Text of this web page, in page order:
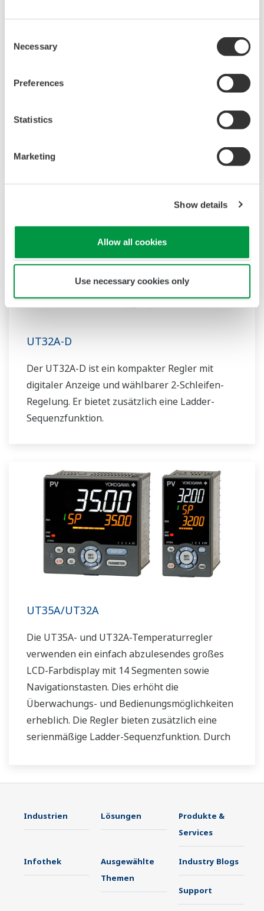
Selection
Necessary
Preferences
Statistics
Marketing
Show details
Allow all cookies
Use necessary cookies only
Mid-Level UT55A/UT52A
Die UT55A- und UT52A-Temperaturregler
LCD-Farbdisplay mit 14 Segmenten sowie
Überwachungs- und Bedienungsmöglichkeiten
serienmäßige Ladder-Sequenzfunktion. Der
Regler spart durch seine geringe Tiefe Platz im
die Ethernetkommunikation.
UT32A-D
Der UT32A-D ist ein kompakter Regler mit
digitaler Anzeige und wählbarer 2-Schleifen-
Regelung. Er bietet zusätzlich eine Ladder-
Sequenzfunktion.
UT35A/UT32A
Die UT35A- und UT32A-Temperaturregler
verwenden ein einfach abzulesendes großes
LCD-Farbdisplay mit 14 Segmenten sowie
Navigationstasten. Dies erhöht die
Überwachungs- und Bedienungsmöglichkeiten
erheblich. Die Regler bieten zusätzlich eine
serienmäßige Ladder-Sequenzfunktion. Durch
unterstützen die UT35A/UT32A-
die Ethernetkommunikation.
Industrien Lösungen
Produkte &
Services
Infothek
Ausgewählte
Themen
Industry Blogs
Support